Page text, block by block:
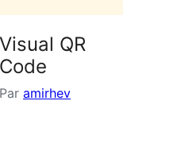
Visual QR
Code
Par amirhev